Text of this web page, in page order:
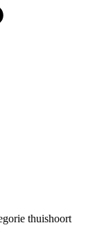
thuishoort